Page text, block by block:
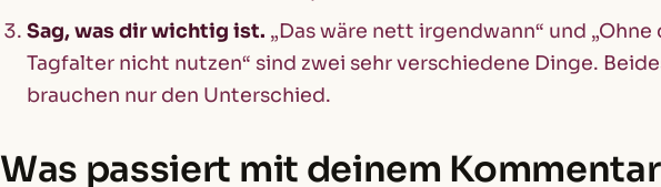
Sag, was dir wichtig ist. „Das wäre nett irgendwann“ und „Ohne
Tagfalter nicht nutzen“ sind zwei sehr verschiedene Dinge.
brauchen nur den Unterschied.
Was passiert mit deinem Kommentar